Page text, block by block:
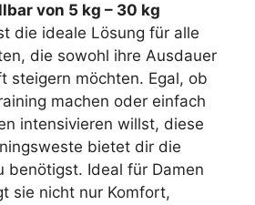
von 5 kg – 30 kg
die ideale Lösung für alle
die sowohl ihre Ausdauer
steigern möchten. Egal, ob
machen oder einfach
intensivieren willst, diese
bietet dir die
benötigst. Ideal für Damen
sie nicht nur Komfort,